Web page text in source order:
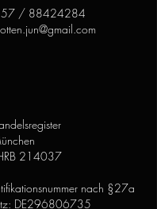
/ 88424284
214037
nach §27a
DE296806735